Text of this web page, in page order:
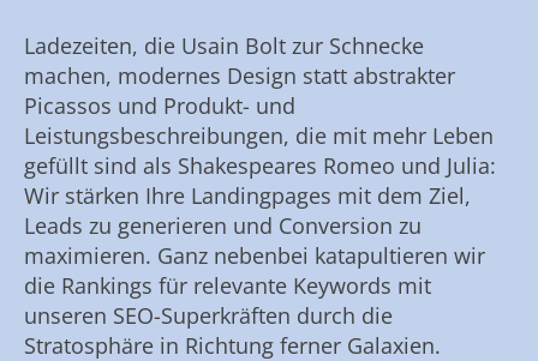
Ladezeiten, die Usain Bolt zur Schnecke
machen, modernes Design statt abstrakter
Picassos und Produkt- und
Leistungsbeschreibungen, die mit mehr Leben
gefüllt sind als Shakespeares Romeo und Julia:
Wir stärken Ihre Landingpages mit dem Ziel,
Leads zu generieren und Conversion zu
maximieren. Ganz nebenbei katapultieren wir
die Rankings für relevante Keywords mit
unseren SEO-Superkräften durch die
Stratosphäre in Richtung ferner Galaxien.